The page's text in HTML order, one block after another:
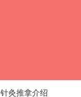
针灸推拿介绍